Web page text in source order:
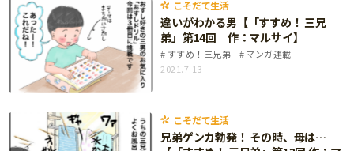
本・読書
運動・あそび・ゲーム
英語
知育
家族
料理
マネー
健康
こそだて生活
違いがわかる男【「すすめ！ 三兄
弟」第14回 作：マルサイ】
すすめ！三兄弟
マンガ連載
2021.7.13
こそだて生活
兄弟ゲンカ勃発！ その時、母は…